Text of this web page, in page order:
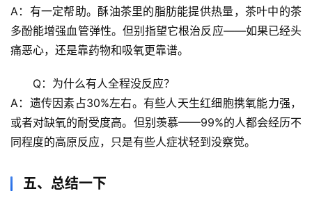
辟
谣
A：有一定帮助。酥油茶里的脂肪能提供热量，茶叶中的茶
多酚能增强血管弹性。但别指望它根治反应——如果已经头
痛恶心，还是靠药物和吸氧更靠谱。
Q：为什么有人全程没反应？
A：遗传因素占30%左右。有些人天生红细胞携氧能力强，
或者对缺氧的耐受度高。但别羡慕——99%的人都会经历不
同程度的高原反应，只是有些人症状轻到没察觉。
五、总结一下